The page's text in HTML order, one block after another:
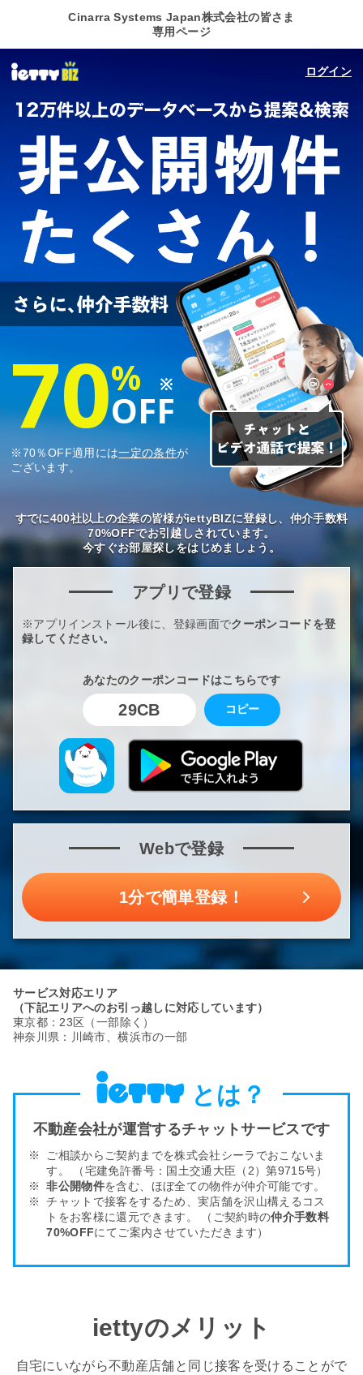
Cinarra Systems Japan株式会社の皆さま
専用ページ
ログイン
70%
OFF
※
※70％OFF適用には一定の条件が
ございます。
すでに400社以上の企業の皆様がiettyBIZに登録し、仲介手数料
70%OFFでお引越しされています。
今すぐお部屋探しをはじめましょう。
アプリで登録
※アプリインストール後に、登録画面でクーポンコードを登
録してください。
あなたのクーポンコードはこちらです
29CB コピー
Webで登録
1分で簡単登録！
サービス対応エリア
（下記エリアへのお引っ越しに対応しています）
東京都：23区（一部除く）
神奈川県：川崎市、横浜市の一部
とは？
不動産会社が運営するチャットサービスです
ご相談からご契約までを株式会社シーラでおこないま
す。
（宅建免許番号：国土交通大臣（2）第9715号）
非公開物件を含む、ほぼ全ての物件が仲介可能です。
チャットで接客をするため、実店舗を沢山構える コス
トをお客様に還元できます。 （ご契約時の仲介手数料
70%OFFにてご案内させていただきます）
iettyのメリット
自宅にいながら不動産店舗と同じ接客を受けることがで